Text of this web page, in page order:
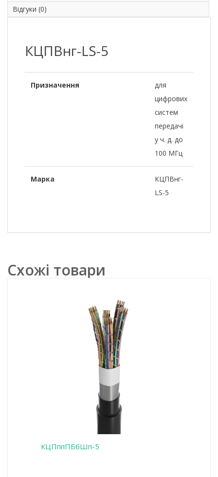
Відгуки (0)
КЦПВнг-LS-5
Призначення
для
цифрових
систем
передачі
у ч. д. до
100 МГц
Марка
КЦПВнг-
LS-5
Схожі товари
КЦПппПБбШп-5